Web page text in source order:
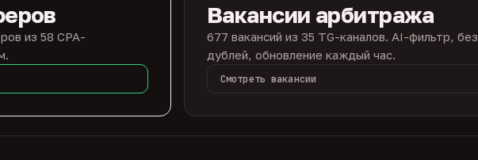
из 58 CPA-
Вакансии арбитража
677 вакансий из 35 TG-каналов. AI-фильтр, без
дублей, обновление каждый час.
Смотреть вакансии